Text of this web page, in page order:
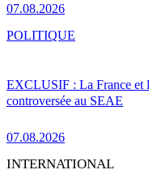
07.08.2026
EXCLUSIF : La France et
controversée au SEAE
07.08.2026
POLITIQUE
INTERNATIONAL